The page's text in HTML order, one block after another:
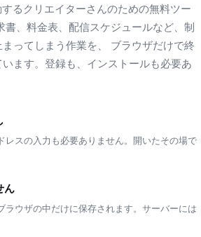
るクリエイターさんのための無料ツー
書、料金表、配信スケジュールなど、制
ってしまう作業を、 ブラウザだけで終
ます。登録も、インストールも必要あ
レスの入力も必要ありません。開いたその場で
ん
ラウザの中だけに保存されます。サーバーには